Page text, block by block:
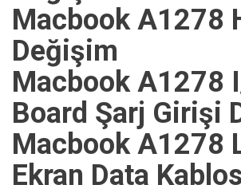
Macbook A1278
Değişim
Macbook A1278
Board Şarj Girişi
Macbook A1278
Ekran Data